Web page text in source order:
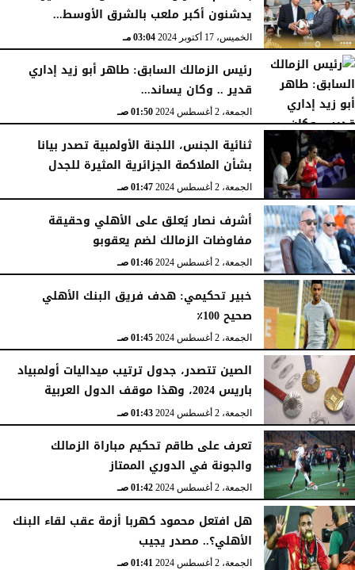
يدشنون أكبر ملعب بالشرق الأوسط...
الخميس، 17 أكتوبر 2024 03:04 مـ
رئيس الزمالك السابق: طاهر أبو زيد إداري
قدير .. وكان يساند...
الجمعة، 2 أغسطس 2024 01:50 صـ
ثنائية الجنس، اللجنة الأولمبية تصدر بيانا
بشأن الملاكمة الجزائرية المثيرة للجدل
الجمعة، 2 أغسطس 2024 01:47 صـ
أشرف نصار يُعلق على الأهلي وحقيقة
مفاوضات الزمالك لضم يعقوبو
الجمعة، 2 أغسطس 2024 01:46 صـ
خبير تحكيمي: هدف فريق البنك الأهلي
صحيح 100٪
الجمعة، 2 أغسطس 2024 01:45 صـ
الصين تتصدر، جدول ترتيب ميداليات أولمبياد
باريس 2024، وهذا موقف الدول العربية
الجمعة، 2 أغسطس 2024 01:43 صـ
تعرف على طاقم تحكيم مباراة الزمالك
والجونة في الدوري الممتاز
الجمعة، 2 أغسطس 2024 01:42 صـ
هل افتعل محمود كهربا أزمة عقب لقاء البنك
الأهلي؟.. مصدر يجيب
الجمعة، 2 أغسطس 2024 01:41 صـ